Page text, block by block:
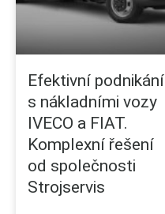
Efektivní podnikání
s nákladními vozy
IVECO a FIAT.
Komplexní řešení
od společnosti
Strojservis